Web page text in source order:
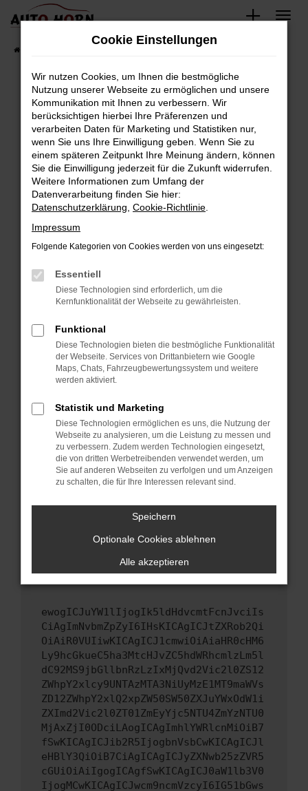
Zum
springen
Fahrzeugbestand
Fehler: Network Error
Beim Laden ist ein Fehler aufgetreten.
Hier sind ein paar Tipps, die dir helfen können:
Überprüfe deine Firewall und deine
Internetverbindung.
Laden andere Webseiten, zum Beispiel deine
Suchmaschine?
Prüfe deine Browsererweiterungen.
können das Laden bestimmter Seiten
verhindern. Funktioniert die Seite in einem
anderen Browser oder in einem privaten
Starte dein Gerät neu.
Das kann manchmal helfen, vorübergehende
Probleme zu beheben.
Betriebssystem auf dem neuesten Stand
sind.
Veraltete Software birgt nicht nur ein
Sicherheitsrisiko, sondern kann auch dazu
führen, dass bestimmte Funktionen nicht mehr
unterstützt werden.
Wende dich an den Webseitenbetreiber.
Wenn du alle oben genannten Schritte versucht
hast, kontaktiere uns bitte. Wir werden
versuchen, das Problem zu beheben. Du kannst
uns diesen Text schicken, um uns bei der
ewogICJuYW1lIjogIk5ldHdvcmtFcnJvciIs
CiAgImNvbmZpZyI6IHsKICAgICJtZXRob2Qi
OiAiR0VUIiwKICAgICJ1cmwiOiAiaHR0cHM6
Ly9hcGkueC5ha3MtcHJvZC5hdWRhcmlzLm5l
dC92MS9jbGllbnRzLzIxMjQvd2Vic2l0ZS12
ZWhpY2xlcy9UNTAzMTA3NiUyMzE1MT9maWVs
ZD12ZWhpY2xlQ2xpZW50SW50ZXJuYWxOdW1i
ZXImd2Vic2l0ZT01ZmEyYjc5NTU4ZmYzNTU0
MjAxZjI0ODciLAogICAgImhlYWRlcnMiOiB7
fSwKICAgICJib2R5IjogbnVsbCwKICAgICJl
eHBlY3QiOiB7CiAgICAgICJyZXNwb25zZVR5
cGUiOiAiIgogICAgfSwKICAgICJ0aW1lb3V0
IjogMCwKICAgICJwcm9ncmVzcyI6IG51bGws
Cookie Einstellungen
Wir nutzen Cookies, um Ihnen die bestmögliche
Nutzung unserer Webseite zu ermöglichen und unsere
Kommunikation mit Ihnen zu verbessern. Wir
berücksichtigen hierbei Ihre Präferenzen und
verarbeiten Daten für Marketing und Statistiken nur,
wenn Sie uns Ihre Einwilligung geben. Wenn Sie zu
einem späteren Zeitpunkt Ihre Meinung ändern, können
Sie die Einwilligung jederzeit für die Zukunft widerrufen.
Weitere Informationen zum Umfang der
Datenverarbeitung finden Sie hier:
Datenschutzerklärung Cookie-Richtlinie
Impressum
Folgende Kategorien von Cookies werden von uns eingesetzt:
Essentiell
Diese Technologien sind erforderlich, um die
Kernfunktionalität der Webseite zu gewährleisten.
Funktional
Diese Technologien bieten die bestmögliche Funktionalität
der Webseite. Services von Drittanbietern wie Google
Maps, Chats, Fahrzeugbewertungssystem und weitere
werden aktiviert.
Statistik und Marketing
Diese Technologien ermöglichen es uns, die Nutzung der
Webseite zu analysieren, um die Leistung zu messen und
zu verbessern. Zudem werden Technologien eingesetzt,
die von dritten Werbetreibenden verwendet werden, um
Sie auf anderen Webseiten zu verfolgen und um Anzeigen
zu schalten, die für Ihre Interessen relevant sind.
Speichern
Optionale Cookies ablehnen
Alle akzeptieren